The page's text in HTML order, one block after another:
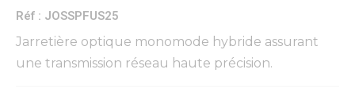
Réf : JOSSPFUS25
Jarretière optique monomode hybride assurant
une transmission réseau haute précision.